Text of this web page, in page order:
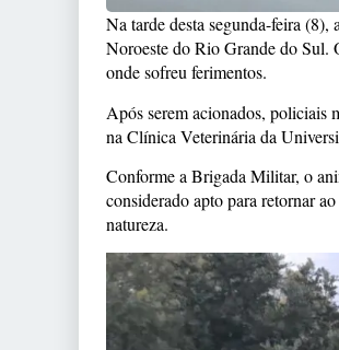
Na tarde desta segunda-feira
Noroeste do Rio Grande do Sul.
onde sofreu ferimentos.
Após serem acionados, policiais
na Clínica Veterinária da
Conforme a Brigada Militar, o
considerado apto para retornar
natureza.